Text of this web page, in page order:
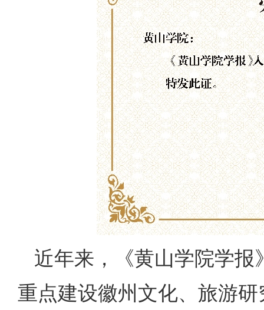
近年来，《黄山学院学
重点建设徽州文化、旅游